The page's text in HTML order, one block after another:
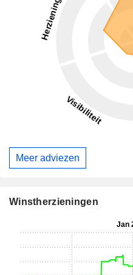
Meer adviezen
Winstherzieningen